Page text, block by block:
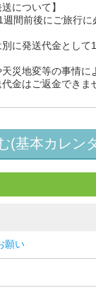
について】
週間前後にご旅行
に発送代金として
災地変等の事情に
金はご返金できま
(基本カレン
願い